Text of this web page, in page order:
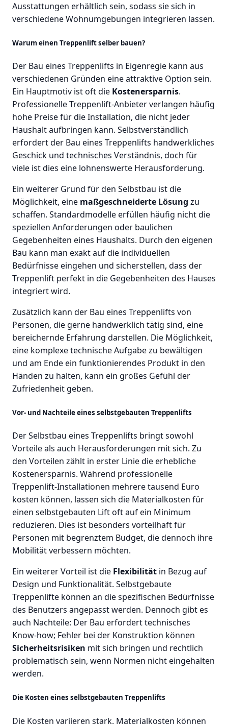
Ausstattungen erhältlich sein, sodass sie sich in
verschiedene Wohnumgebungen integrieren lassen.
Warum einen Treppenlift selber bauen?
Der Bau eines Treppenlifts in Eigenregie kann aus
verschiedenen Gründen eine attraktive Option sein.
Ein Hauptmotiv ist oft die Kostenersparnis.
Professionelle Treppenlift-Anbieter verlangen häufig
hohe Preise für die Installation, die nicht jeder
Haushalt aufbringen kann. Selbstverständlich
erfordert der Bau eines Treppenlifts handwerkliches
Geschick und technisches Verständnis, doch für
viele ist dies eine lohnenswerte Herausforderung.
Ein weiterer Grund für den Selbstbau ist die
Möglichkeit, eine maßgeschneiderte Lösung zu
schaffen. Standardmodelle erfüllen häufig nicht die
speziellen Anforderungen oder baulichen
Gegebenheiten eines Haushalts. Durch den eigenen
Bau kann man exakt auf die individuellen
Bedürfnisse eingehen und sicherstellen, dass der
Treppenlift perfekt in die Gegebenheiten des Hauses
integriert wird.
Zusätzlich kann der Bau eines Treppenlifts von
Personen, die gerne handwerklich tätig sind, eine
bereichernde Erfahrung darstellen. Die Möglichkeit,
eine komplexe technische Aufgabe zu bewältigen
und am Ende ein funktionierendes Produkt in den
Händen zu halten, kann ein großes Gefühl der
Zufriedenheit geben.
Vor- und Nachteile eines selbstgebauten Treppenlifts
Der Selbstbau eines Treppenlifts bringt sowohl
Vorteile als auch Herausforderungen mit sich. Zu
den Vorteilen zählt in erster Linie die erhebliche
Kostenersparnis. Während professionelle
Treppenlift-Installationen mehrere tausend Euro
kosten können, lassen sich die Materialkosten für
einen selbstgebauten Lift oft auf ein Minimum
reduzieren. Dies ist besonders vorteilhaft für
Personen mit begrenztem Budget, die dennoch ihre
Mobilität verbessern möchten.
Ein weiterer Vorteil ist die Flexibilität in Bezug auf
Design und Funktionalität. Selbstgebaute
Treppenlifte können an die spezifischen Bedürfnisse
des Benutzers angepasst werden. Dennoch gibt es
auch Nachteile: Der Bau erfordert technisches
Know-how; Fehler bei der Konstruktion können
Sicherheitsrisiken mit sich bringen und rechtlich
problematisch sein, wenn Normen nicht eingehalten
werden.
Die Kosten eines selbstgebauten Treppenlifts
Die Kosten variieren stark. Materialkosten können